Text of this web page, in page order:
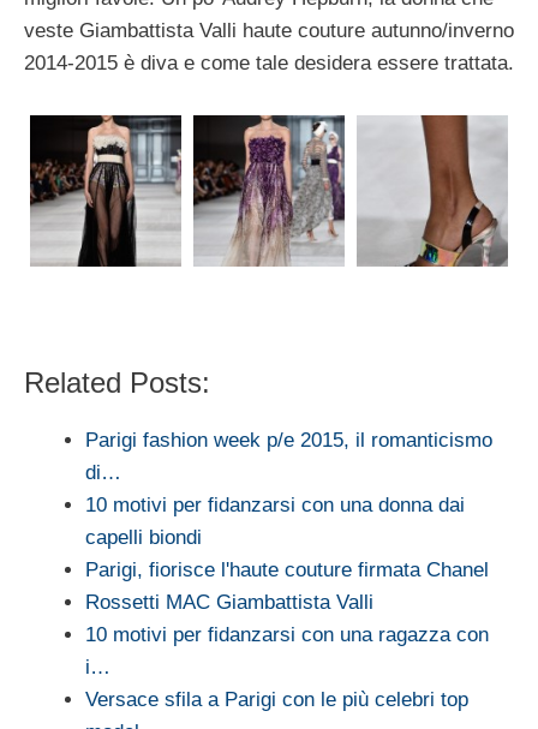
veste Giambattista Valli haute couture autunno/inverno
2014-2015 è diva e come tale desidera essere trattata.
Related Posts:
Parigi fashion week p/e 2015, il romanticismo
di…
10 motivi per fidanzarsi con una donna dai
capelli biondi
Parigi, fiorisce l'haute couture firmata Chanel
Rossetti MAC Giambattista Valli
10 motivi per fidanzarsi con una ragazza con
i…
Versace sfila a Parigi con le più celebri top